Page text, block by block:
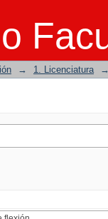
→ 1. Licenciatura